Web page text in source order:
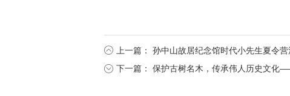
上一篇： 孙中山故居纪念馆时代小先生夏令
下一篇： 保护古树名木，传承伟人历史文化